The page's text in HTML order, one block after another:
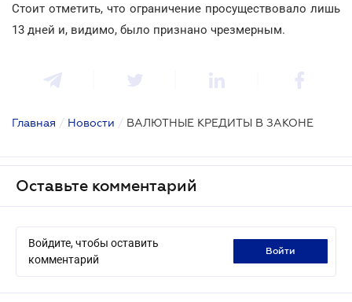
Стоит отметить, что ограничение просуществовало лишь
13 дней и, видимо, было признано чрезмерным.
Главная / Новости / ВАЛЮТНЫЕ КРЕДИТЫ В ЗАКОНЕ
Оставьте комментарий
Войдите, чтобы оставить
комментарий
войти